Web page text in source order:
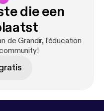
die een
de Grandir, l’éducation